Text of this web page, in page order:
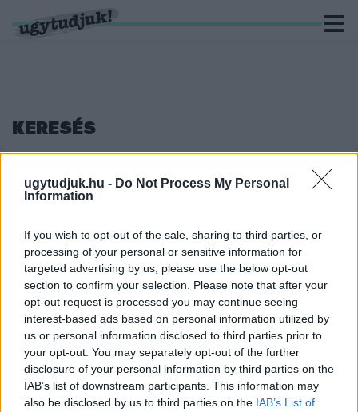
ugytudjuk.hu - Do Not Process My Personal
Information
If you wish to opt-out of the sale, sharing to third parties, or
processing of your personal or sensitive information for
targeted advertising by us, please use the below opt-out
section to confirm your selection. Please note that after your
opt-out request is processed you may continue seeing
interest-based ads based on personal information utilized by
us or personal information disclosed to third parties prior to
your opt-out. You may separately opt-out of the further
disclosure of your personal information by third parties on the
IAB’s list of downstream participants. This information may
also be disclosed by us to third parties on the IAB’s List of
KERESÉS
SCHMUCK ERZSÉBETET ÉS UNGÁR PÉTERT
TISZTÚJÍTÁSON
2022. augusztus. 27. 14:34
A zöld párt küldöttjei országos titkárt és elnökségi tagokat is
választottak.
HAJNAL MIKLÓS ELINDUL A MOMENTUM ELNÖKI
POSZTJÁÉRT
2022. május. 13. 16:59
A politikus azt írta, egy hete nem gondolta volna, hogy ilyen
bejelentést fog tenni.
TISZTÚJÍTÁS VOLT A GYŐRI JOBBIKNÁL